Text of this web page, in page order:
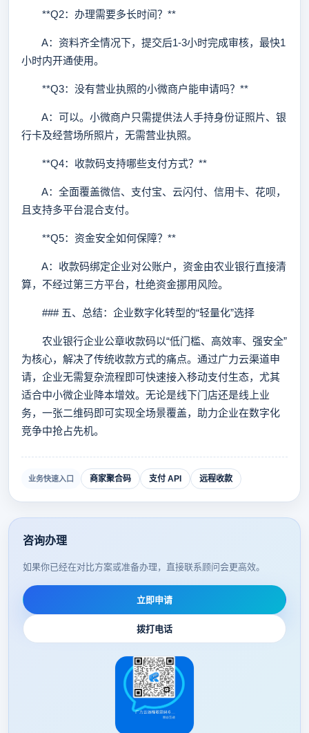
**Q2：办理需要多长时间？**
A：资料齐全情况下，提交后1-3小时完成审核，最快1
小时内开通使用。
**Q3：没有营业执照的小微商户能申请吗？**
A：可以。小微商户只需提供法人手持身份证照片、银
行卡及经营场所照片，无需营业执照。
**Q4：收款码支持哪些支付方式？**
A：全面覆盖微信、支付宝、云闪付、信用卡、花呗，
且支持多平台混合支付。
**Q5：资金安全如何保障？**
A：收款码绑定企业对公账户，资金由农业银行直接清
算，不经过第三方平台，杜绝资金挪用风险。
### 五、总结：企业数字化转型的“轻量化”选择
农业银行企业公章收款码以“低门槛、高效率、强安全”
为核心，解决了传统收款方式的痛点。通过广力云渠道申
请，企业无需复杂流程即可快速接入移动支付生态，尤其
适合中小微企业降本增效。无论是线下门店还是线上业
务，一张二维码即可实现全场景覆盖，助力企业在数字化
竞争中抢占先机。
业务快速入口 商家聚合码 支付 API 远程收款
咨询办理
如果你已经在对比方案或准备办理，直接联系顾问会更高效。
立即申请
拨打电话